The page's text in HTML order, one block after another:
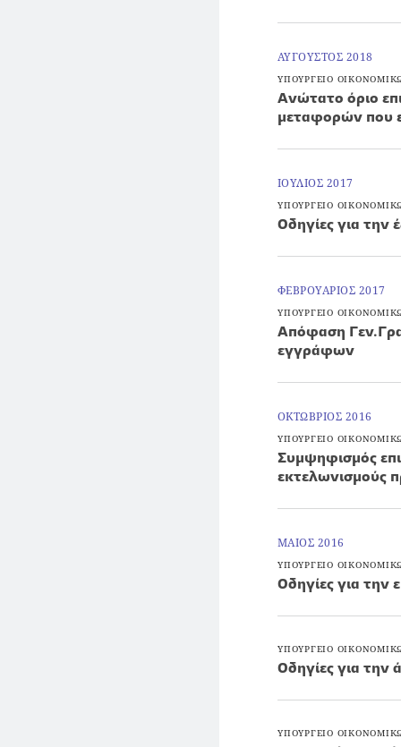
ΑΥΓΟΥΣΤΟΣ 2018
ΥΠΟΥΡΓΕΙΟ
Ανώτατο όριο
μεταφορών που
ΙΟΥΛΙΟΣ 2017
ΥΠΟΥΡΓΕΙΟ
Οδηγίες για
ΦΕΒΡΟΥΑΡΙΟΣ 2017
ΥΠΟΥΡΓΕΙΟ
Απόφαση
εγγράφων
ΟΚΤΩΒΡΙΟΣ 2016
ΥΠΟΥΡΓΕΙΟ
Συμψηφισμός
εκτελωνισμούς
ΜΑΙΟΣ 2016
ΥΠΟΥΡΓΕΙΟ
Οδηγίες για
ΥΠΟΥΡΓΕΙΟ
Οδηγίες για την
ΥΠΟΥΡΓΕΙΟ